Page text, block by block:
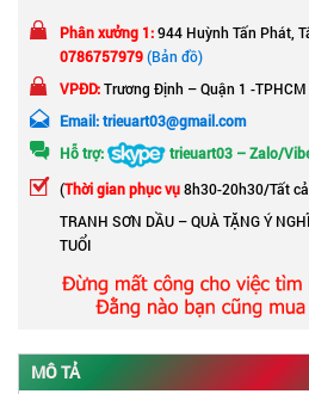
Phân xưởng 1:944 Huỳnh Tấn Phát,
0786757979(Bản đồ)
VPĐD:Trương Định – Quận 1 -TPHCM
Email: trieuart03@gmail.com
Hỗ trợ:
trieuart03 – Zalo/
(Thời gian phục vụ8h30-20h30/Tất
TRANH SƠN DẦU – QUÀ TẶNG Ý
TUỔI
MÔ TẢ